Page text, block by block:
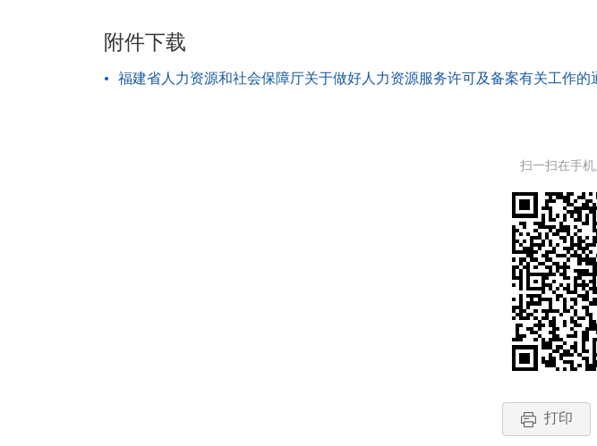
附件下载
福建省人力资源和社会保障厅关于做好人力资源服务许可及备案有关工作的
扫一扫在手
打印